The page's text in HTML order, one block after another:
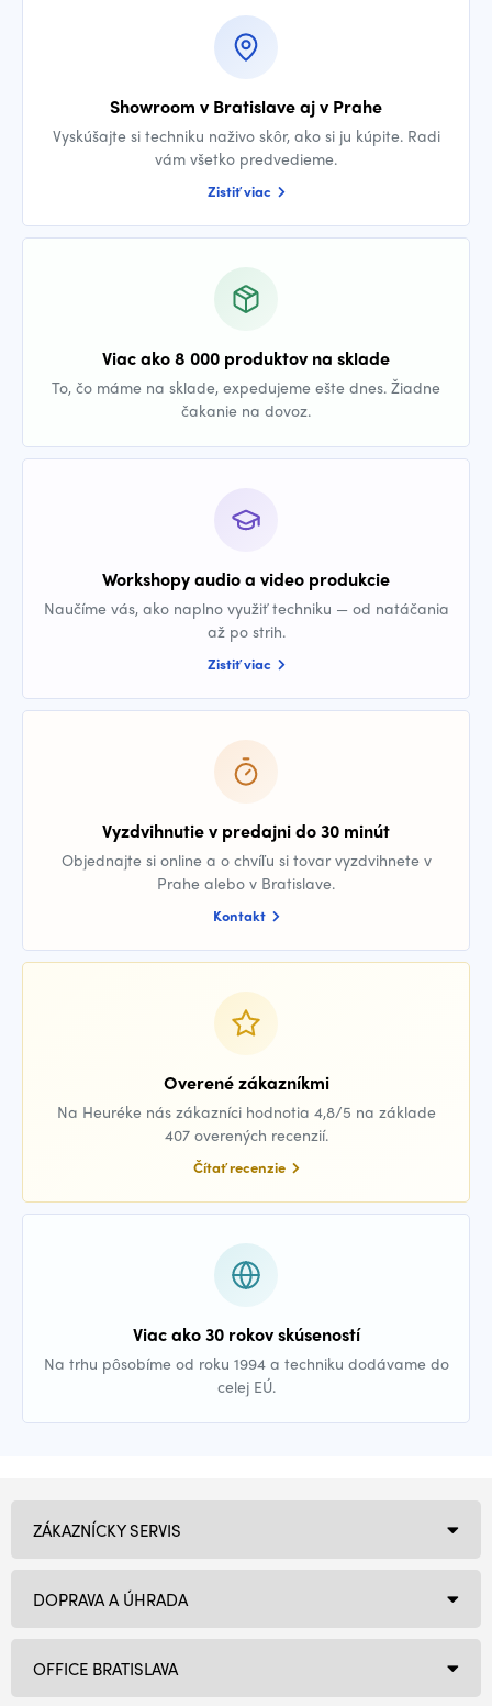
Showroom v Bratislave aj v Prahe
Vyskúšajte si techniku naživo skôr, ako si ju kúpite. Radi
vám všetko predvedieme.
Zistiť viac
Viac ako 8 000 produktov na sklade
To, čo máme na sklade, expedujeme ešte dnes. Žiadne
čakanie na dovoz.
Workshopy audio a video produkcie
Naučíme vás, ako naplno využiť techniku — od natáčania
až po strih.
Zistiť viac
Vyzdvihnutie v predajni do 30 minút
Objednajte si online a o chvíľu si tovar vyzdvihnete v
Prahe alebo v Bratislave.
Kontakt
Overené zákazníkmi
Na Heuréke nás zákazníci hodnotia 4,8/5 na základe
407 overených recenzií.
Čítať recenzie
Viac ako 30 rokov skúseností
Na trhu pôsobíme od roku 1994 a techniku dodávame do
celej EÚ.
OFFICE BRATISLAVA
ZÁKAZNÍCKY SERVIS
DOPRAVA A ÚHRADA